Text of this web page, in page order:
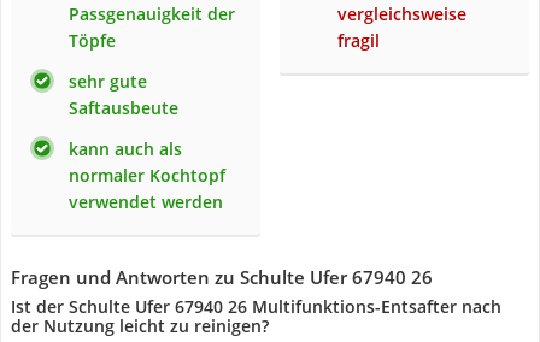
Passgenauigkeit der
Töpfe
sehr gute
Saftausbeute
kann auch als
normaler Kochtopf
verwendet werden
vergleichsweise
fragil
Fragen und Antworten zu Schulte Ufer 67940 26
Ist der Schulte Ufer 67940 26 Multifunktions-Entsafter nach
der Nutzung leicht zu reinigen?